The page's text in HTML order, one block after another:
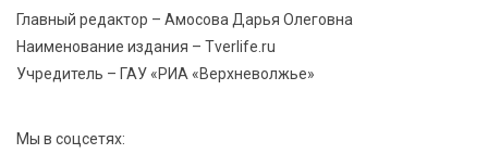
Голубев проверил школы и детсады Зубцова к 1
сентября
Главный редактор – Амосова Дарья Олеговна
Наименование издания – Tverlife.ru
Учредитель – ГАУ «РИА «Верхневолжье»
Мы в соцсетях: